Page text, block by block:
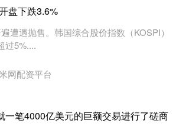
盘下跌3.6%
遭遇抛售。韩国综合股价指数（KOSPI）
过5%....
网配资平台
笔4000亿美元的巨额交易进行了磋商